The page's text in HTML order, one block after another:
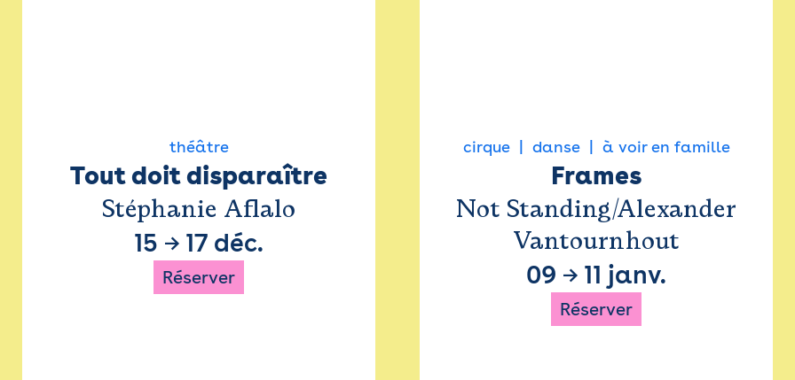
théâtre
Tout doit disparaître
Stéphanie Aflalo
15 → 17 déc.
Réserver
cirque danse à voir en famille
Frames
Not Standing/Alexander
Vantournhout
09 → 11 janv.
Réserver